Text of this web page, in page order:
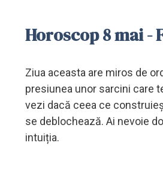
Horoscop 8 mai -
Ziua aceasta are miros de
presiunea unor sarcini care
vezi dacă ceea ce
se deblochează. Ai nevoie
intuiția.